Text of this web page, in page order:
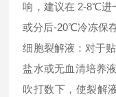
响，建议在 2-8℃进
或分后-20℃冷冻保存
细胞裂解液：对于
盐水或无血清培养
吹打数下，使裂解